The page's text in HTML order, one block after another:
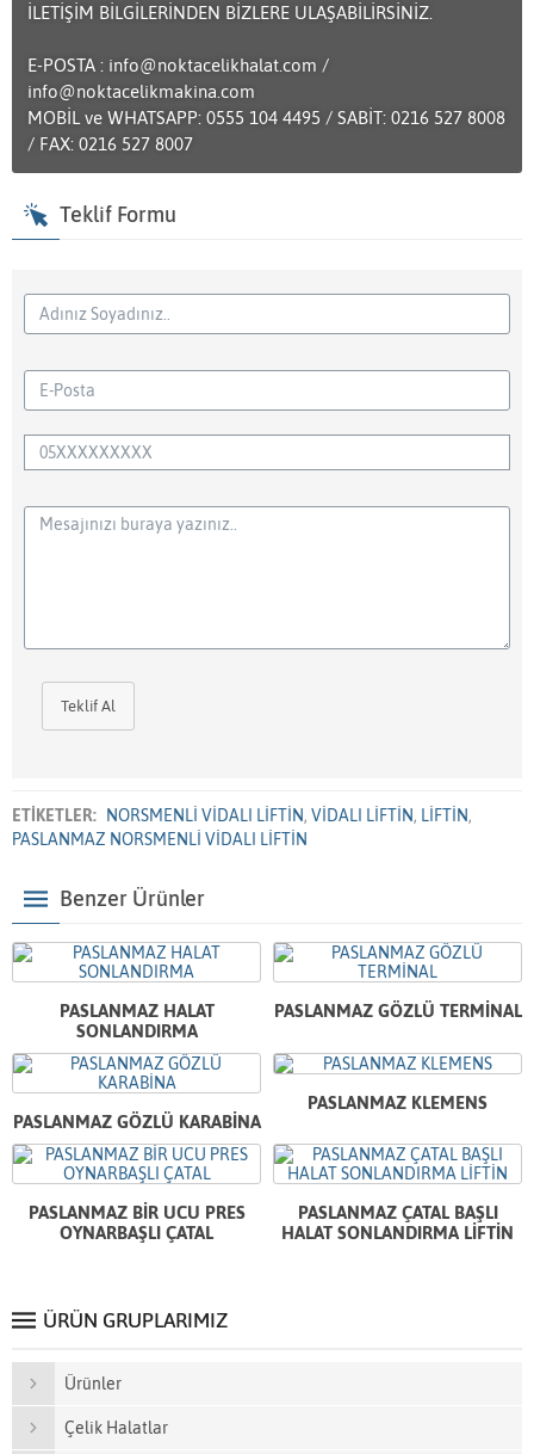
İLETİŞİM BİLGİLERİNDEN BİZLERE ULAŞABİLİRSİNİZ.
E-POSTA : info@noktacelikhalat.com /
info@noktacelikmakina.com
MOBİL ve WHATSAPP: 0555 104 4495 / SABİT: 0216 527 8008
/ FAX: 0216 527 8007
Teklif Formu
Teklif Al
ETİKETLER: NORSMENLİ VİDALI LİFTİN, VİDALI LİFTİN, LİFTİN,
PASLANMAZ NORSMENLİ VİDALI LİFTİN
Benzer Ürünler
PASLANMAZ HALAT
SONLANDIRMA
PASLANMAZ GÖZLÜ TERMİNAL
PASLANMAZ GÖZLÜ KARABİNA
PASLANMAZ KLEMENS
PASLANMAZ BİR UCU PRES
OYNARBAŞLI ÇATAL
PASLANMAZ ÇATAL BAŞLI
HALAT SONLANDIRMA LİFTİN
ÜRÜN GRUPLARIMIZ
Ürünler
Çelik Halatlar